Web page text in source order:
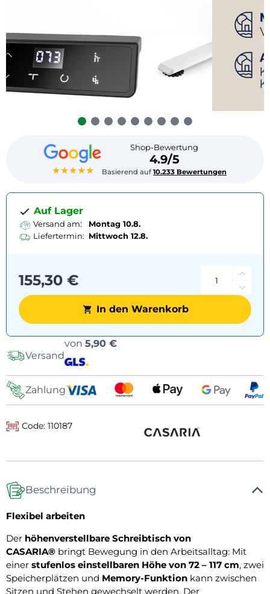
★★★★★
Shop-Bewertung
4.9/5
Basierend auf10.233 Bewertungen
Auf Lager
Versand am:
Montag 10.8.
Liefertermin: Mittwoch 12.8.
155,30 €
In den Warenkorb
Versand
von 5,90 €
Zahlung
Code: 110187
Beschreibung
Flexibel arbeiten
Der höhenverstellbare Schreibtisch von
CASARIA® bringt Bewegung in den Arbeitsalltag: Mit
einer stufenlos einstellbaren Höhe von 72 – 117 cm, zwei
Speicherplätzen und Memory-Funktion kann zwischen
Sitzen und Stehen gewechselt werden. Der